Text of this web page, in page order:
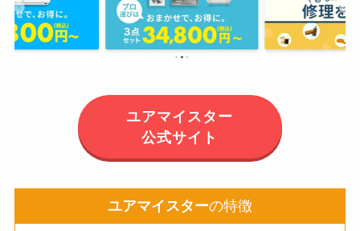
ユアマイスター
公式サイト
ユアマイスターの特徴